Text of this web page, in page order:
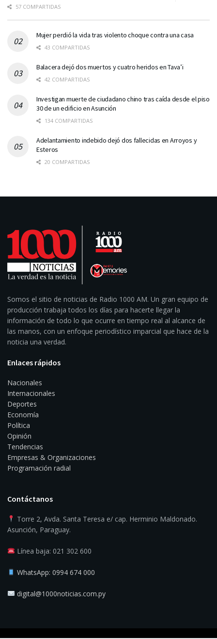
57 COMPARTIDAS
Mujer perdió la vida tras violento choque contra una casa
43 COMPARTIDAS
Balacera dejó dos muertos y cuatro heridos en Tava’i
42 COMPARTIDAS
Investigan muerte de ciudadano chino tras caída desde el piso
30 de un edificio en Asunción
134 COMPARTIDAS
Adelantamiento indebido dejó dos fallecidas en Arroyos y
Esteros
20 COMPARTIDAS
Somos el sitio de noticias de Radio 1000 AM. Un gran equipo de
producción trabaja todos los días para hacerte llegar la
información de todo lo que ocurre en tiempo real al alcance de
las manos, con un enfoque periodístico imparcial que hace de la
noticia una verdad.
Enlaces rápidos
Nacionales
Internacionales
Deportes
Economía
Política
Opinión
Tendencias
Empresas & Organizaciones
Programación radial
Contáctanos
Torre 2, Avda. Santa Teresa e/ cap. Herminio Maldonado.
Asunción, Paraguay.
Línea baja: 021 302 600
WhatsApp: 0994 674 000
digital@1000noticias.com.py